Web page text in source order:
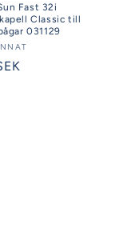
Fast 32i
Classic till
031129